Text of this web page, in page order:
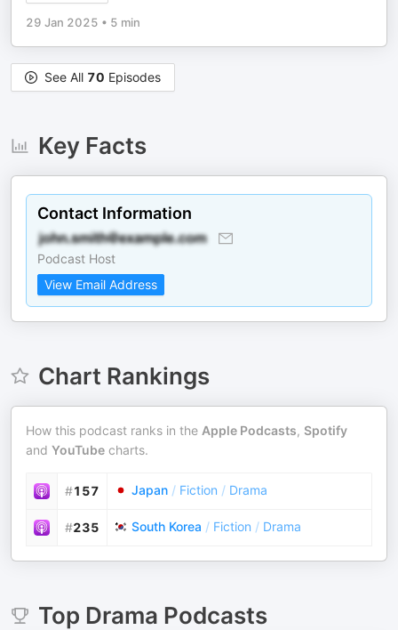
29 Jan 2025 • 5 min
See All 70 Episodes
Key Facts
Contact Information
Podcast Host
View Email Address
Chart Rankings
How this podcast ranks in the Apple Podcasts, Spotify
and YouTube charts.
#157 Japan / Fiction / Drama
#235 South Korea / Fiction / Drama
Top Drama Podcasts